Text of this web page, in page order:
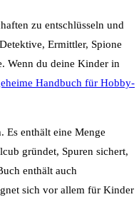
zu entschlüsseln und
Ermittler, Spione
Wenn du deine Kinder in
Handbuch für Hobby-
Es enthält eine Menge
gründet, Spuren sichert,
enthält auch
sich vor allem für Kinder